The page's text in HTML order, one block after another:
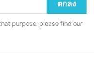
purpose, please find our